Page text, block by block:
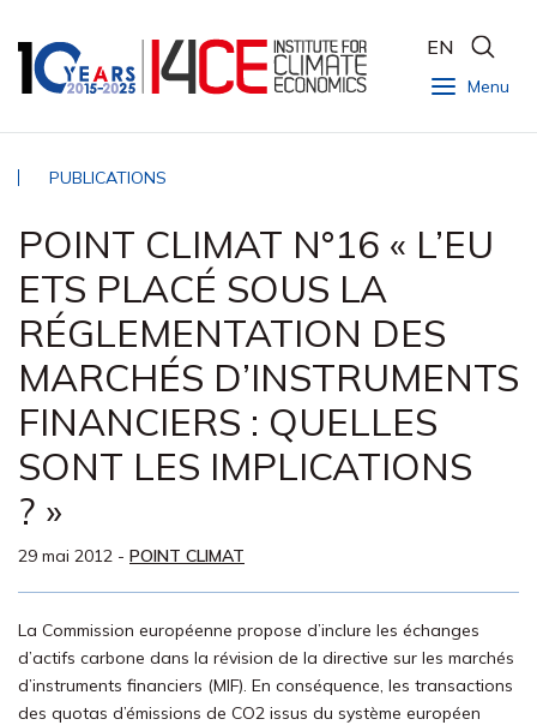
Menu
EN
PUBLICATIONS
POINT CLIMAT N°16 « L’EU
ETS PLACÉ SOUS LA
RÉGLEMENTATION DES
MARCHÉS D’INSTRUMENTS
FINANCIERS : QUELLES
SONT LES IMPLICATIONS
? »
29 mai 2012 - POINT CLIMAT
La Commission européenne propose d’inclure les échanges
d’actifs carbone dans la révision de la directive sur les marchés
d’instruments financiers (MIF). En conséquence, les transactions
des quotas d’émissions de CO2 issus du système européen